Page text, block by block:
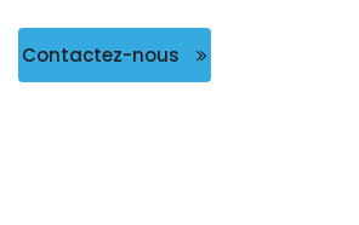
Contactez-nous